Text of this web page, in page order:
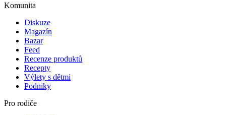
Komunita
Diskuze
Magazín
Bazar
Feed
Recenze produktů
Recepty
Výlety s dětmi
Podniky
Pro rodiče